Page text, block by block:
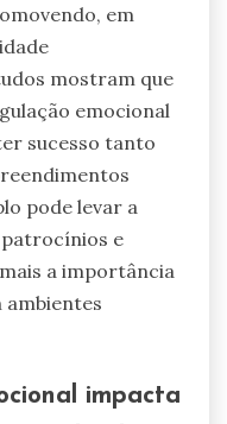
em
mostram que
emocional
sucesso tanto
pode levar a
e
a importância
ambientes
impacta